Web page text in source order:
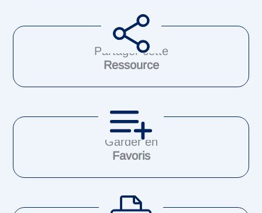
Partager cette
Ressource
Garder en
Favoris